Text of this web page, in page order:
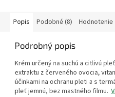
Popis Podobné (8) Hodnotenie
Podrobný popis
Krém určený na suchú a citlivú
extraktu z červeného ovocia,
účinkami na ochranu pleti a s
pleť jemnú, bez mastného filmu.